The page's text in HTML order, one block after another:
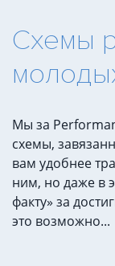
Схемы
Мы за
схемы,
вам удобнее
ним, но даже в
факту» за
это возможно...